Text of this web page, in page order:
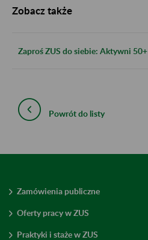
Zobacz także
Zaproś ZUS do siebie: Aktywni 50+
Powrót do listy
Zamówienia publiczne
Oferty pracy w ZUS
Praktyki i staże w ZUS